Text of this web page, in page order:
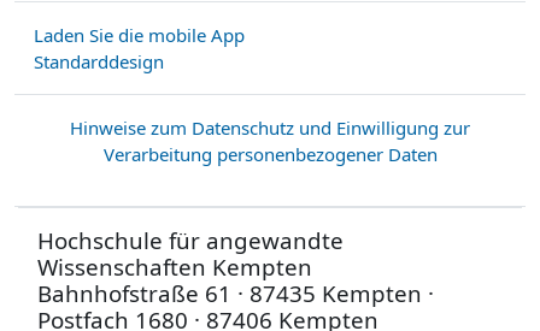
Laden Sie die mobile App
Standarddesign
Hinweise zum Datenschutz und Einwilligung zur
Verarbeitung personenbezogener Daten
Hochschule für angewandte
Wissenschaften Kempten
Bahnhofstraße 61 · 87435 Kempten ·
Postfach 1680 · 87406 Kempten